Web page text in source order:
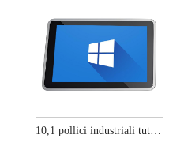
10,1 pollici industriali tutto in un dispositivo ips i2c tft lcd display